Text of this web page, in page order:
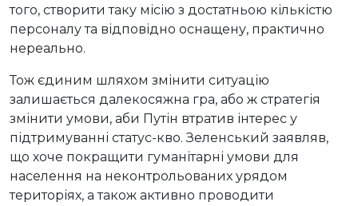
того, створити таку місію з достатньою кількістю
персоналу та відповідно оснащену, практично
нереально.
Тож єдиним шляхом змінити ситуацію
залишається далекосяжна гра, або ж стратегія
змінити умови, аби Путін втратив інтерес у
підтримуванні статус-кво. Зеленський заявляв,
що хоче покращити гуманітарні умови для
населення на неконтрольованих урядом
територіях, а також активно проводити